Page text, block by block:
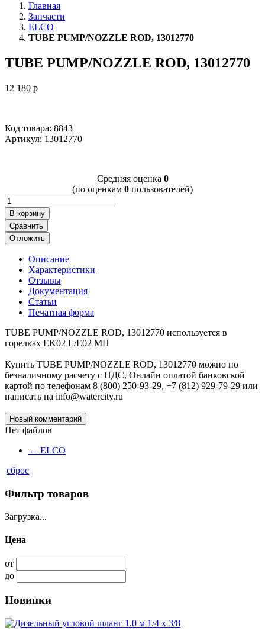
Главная
Запчасти
ELCO
TUBE PUMP/NOZZLE ROD, 13012770
TUBE PUMP/NOZZLE ROD, 13012770
12 180 p
Код товара: 8843
Артикул: 13012770
Cредняя оценка 0
(по оценкам 0 пользователей)
В корзину
Сравнить
Отложить
Описание
Характеристики
Отзывы
Документация
Статьи
Печатная форма
TUBE PUMP/NOZZLE ROD, 13012770 используется в
горелках EK02 L/E02 MH
Купить TUBE PUMP/NOZZLE ROD, 13012770 можно по
безналичному расчету с НДС, Онлайн оплатой банковской
картой по телефонам 8 (800) 250-93-29, +7 (812) 929-79-29 или
написать на info@watercity.ru
Новый комментарий
Нет файлов
← ELCO
сброс
Фильтр товаров
Загрузка...
Цена
от
до
Новинки